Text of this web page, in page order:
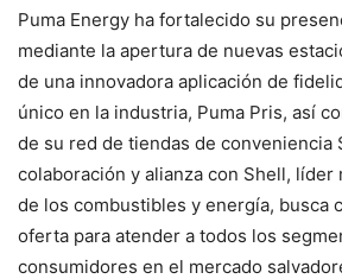
Puma Energy ha fortalecido su
mediante la apertura de nuevas
de una innovadora aplicación de
único en la industria, Puma Pris, así
de su red de tiendas de conveniencia
colaboración y alianza con Shell,
de los combustibles y energía, busca
oferta para atender a todos los
consumidores en el mercado